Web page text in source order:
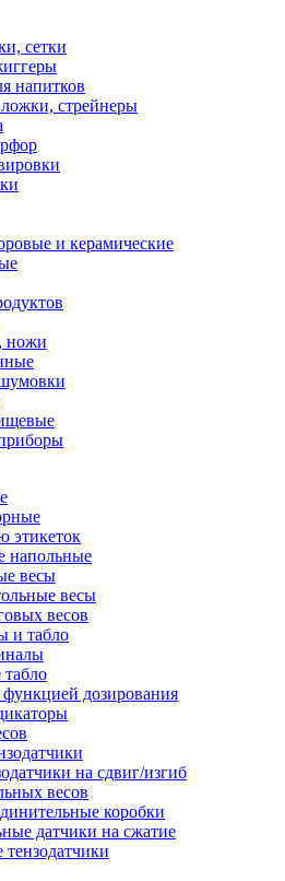
сетки
напитков
стрейнеры
и керамические
ножи
этикеток
напольные
весы
весы
весов
и табло
дозирования
на сдвиг/изгиб
весов
коробки
датчики на сжатие